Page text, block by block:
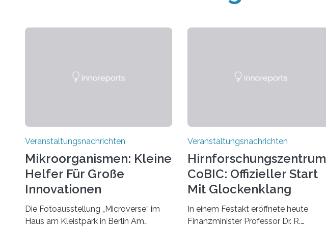
Veranstaltungsnachrichten
Mikroorganismen: Kleine
Helfer Für Große
Innovationen
Die Fotoausstellung „Microverse“ im
Haus am Kleistpark in Berlin Am
Veranstaltungsnachrichten
Hirnforschungszentrum
CoBIC: Offizieller Start
Mit Glockenklang
In einem Festakt eröffnete heute
Finanzminister Professor Dr. R.